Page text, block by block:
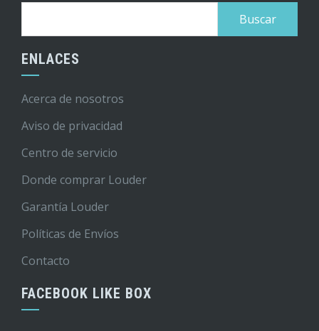
ENLACES
Acerca de nosotros
Aviso de privacidad
Centro de servicio
Donde comprar Louder
Garantía Louder
Políticas de Envíos
Contacto
FACEBOOK LIKE BOX